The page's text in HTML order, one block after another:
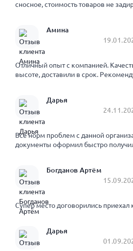
сносное, стоимость товаров не
Амина
Отличный опыт с компанией.
высоте, доставили в срок.
Дарья
Все норм проблем с данной
документы оформил быстро
Богданов Артём
Супер место договорились приехал
Дарья